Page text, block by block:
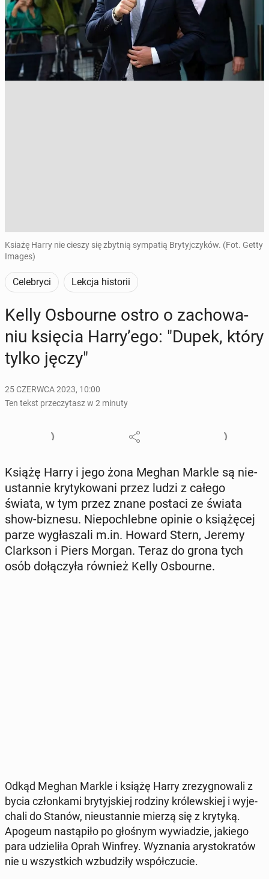
Ksiażę Harry nie cieszy się zbytnią sympatią Brytyjczyków. (Fot. Getty
Images)
Celebryci Lekcja historii
Kelly Osbo­ur­ne ostro o za­cho­wa­
niu księcia Harry’ego: "Dupek, który
tylko jęczy"
25 CZERWCA 2023, 10:00
Ten tekst przeczytasz w 2 minuty
Książę Harry i jego żona Meghan Markle są nie­
ustan­nie kry­ty­ko­wa­ni przez ludzi z całego
świata, w tym przez znane postaci ze świata
show-biznesu. Nie­po­chleb­ne opinie o ksią­żę­cej
parze wy­gła­sza­li m.in. Howard Stern, Jeremy
Clark­son i Piers Morgan. Teraz do grona tych
osób do­łą­czy­ła również Kelly Osbo­ur­ne.
Odkąd Meghan Markle i książę Harry zre­zy­gno­wa­li z
bycia człon­ka­mi bry­tyj­skiej rodziny kró­lew­skiej i wy­je­
cha­li do Stanów, nie­ustan­nie mierzą się z krytyką.
Apogeum na­stą­pi­ło po głośnym wy­wia­dzie, jakiego
para udzie­li­ła Oprah Winfrey. Wy­zna­nia ary­sto­kra­tów
nie u wszyst­kich wzbu­dzi­ły współ­czu­cie.